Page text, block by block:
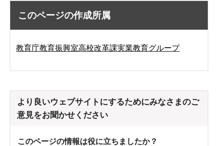
このページの作成所属
教育庁教育振興室高校改革課実業教育グループ
より良いウェブサイトにするためにみなさまのご
意見をお聞かせください
このページの情報は役に立ちましたか？